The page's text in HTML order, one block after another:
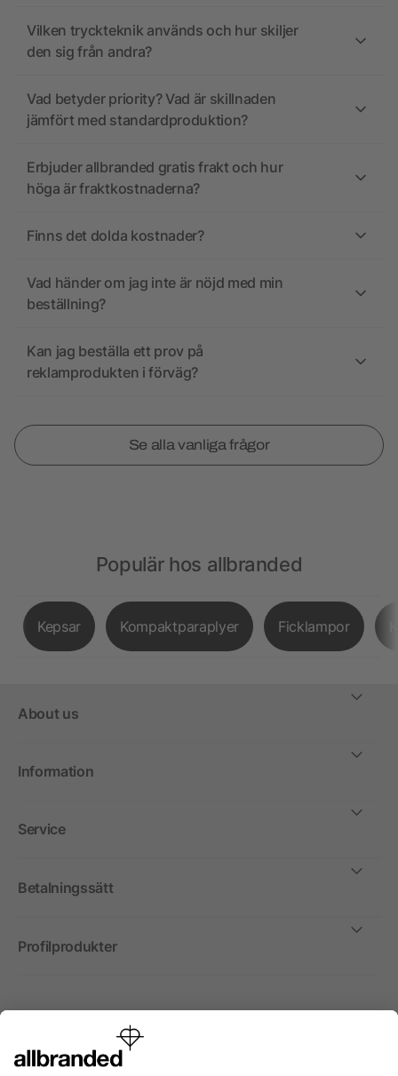
Vilken tryckteknik används och hur skiljer
den sig från andra?
Vad betyder priority? Vad är skillnaden
jämfört med standardproduktion?
Erbjuder allbranded gratis frakt och hur
höga är fraktkostnaderna?
Finns det dolda kostnader?
Vad händer om jag inte är nöjd med min
beställning?
Kan jag beställa ett prov på
reklamprodukten i förväg?
Se alla vanliga frågor
Populär hos allbranded
Kepsar Kompaktparaplyer Ficklampor
About us
Information
Service
Betalningssätt
Profilprodukter
Internationellt